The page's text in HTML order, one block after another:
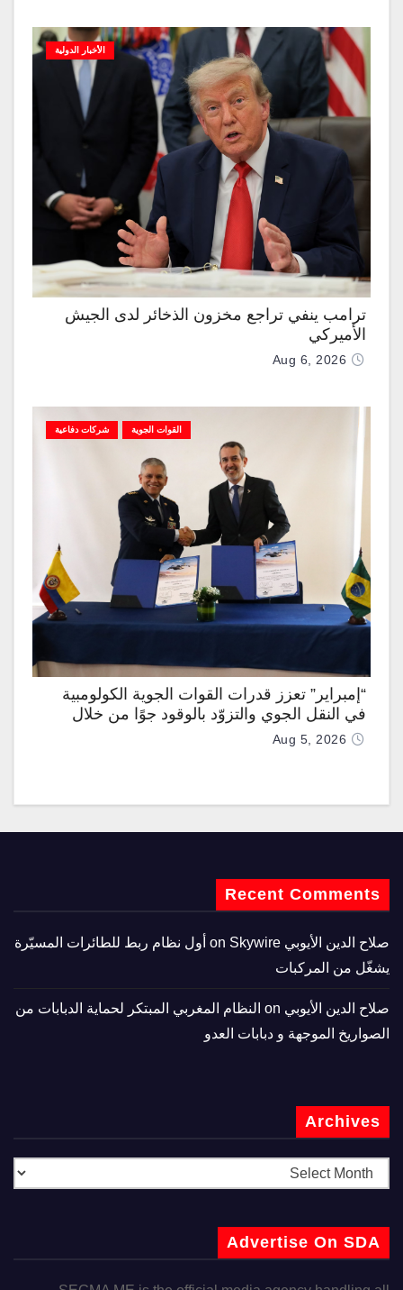
الأخبار الدولية
ترامب ينفي تراجع مخزون الذخائر لدى الجيش
الأميركي
Aug 6, 2026
القوات الجوية شركات دفاعية
“إمبراير” تعزز قدرات القوات الجوية الكولومبية
في النقل الجوي والتزوّد بالوقود جوًا من خلال
تزويدها بطائرتي “كيه سي-390 ميلينيوم”
Aug 5, 2026
Recent Comments
صلاح الدين الأيوبي
Skywire أول نظام ربط للطائرات المسيّرة
يشغّل من المركبات
صلاح الدين الأيوبي
النظام المغربي المبتكر لحماية الدبابات من
الصواريخ الموجهة و دبابات العدو
Archives
Advertise On SDA